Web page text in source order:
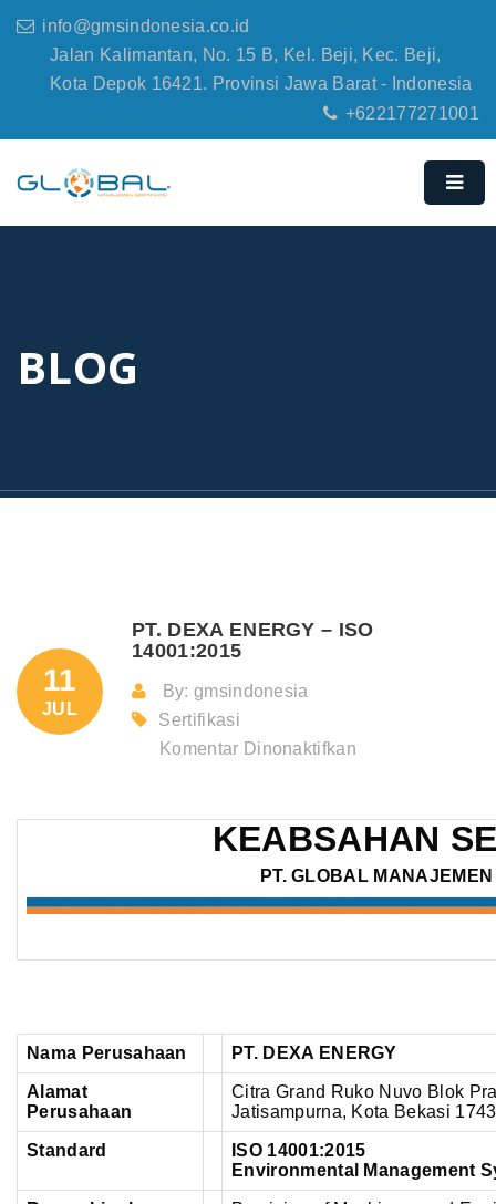
info@gmsindonesia.co.id
Jalan Kalimantan, No. 15 B, Kel. Beji, Kec. Beji,
Kota Depok 16421. Provinsi Jawa Barat - Indonesia
+622177271001
BLOG
11
JUL
PT. DEXA ENERGY – ISO
14001:2015
By: gmsindonesia
Sertifikasi
Komentar Dinonaktifkan
ENERGY
14001:2015
KEABSAHAN
PT. GLOBAL
Nama Perusahaan PT. DEXA ENERGY
Alamat
Perusahaan
Citra Grand Ruko Nuvo Blok
Jatisampurna, Kota Bekasi
Standard
ISO 14001:2015
Environmental Management